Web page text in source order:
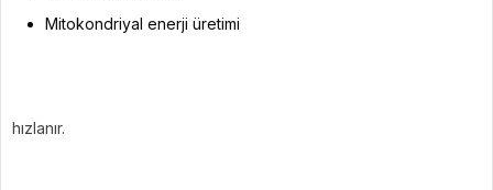
Mitokondriyal enerji üretimi
hızlanır.